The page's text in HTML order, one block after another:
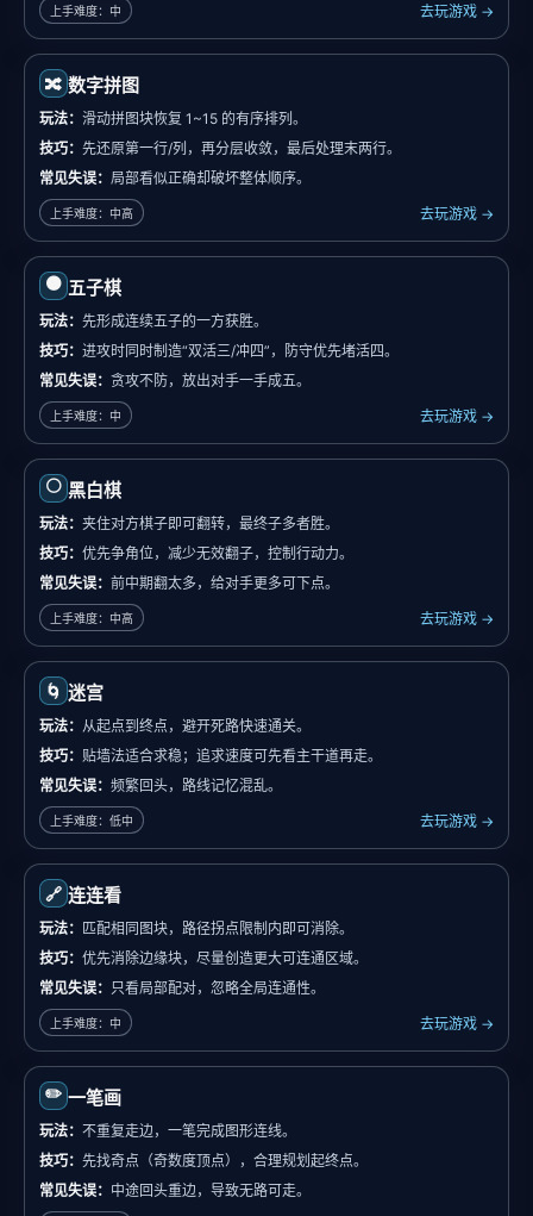
上手难度：中 去玩游戏 →
🔀 数字拼图
玩法： 滑动拼图块恢复 1~15 的有序排列。
技巧： 先还原第一行/列，再分层收敛，最后处理末两行。
常见失误： 局部看似正确却破坏整体顺序。
上手难度：中高 去玩游戏 →
⚫ 五子棋
玩法： 先形成连续五子的一方获胜。
技巧： 进攻时同时制造“双活三/冲四”，防守优先堵活四。
常见失误： 贪攻不防，放出对手一手成五。
上手难度：中 去玩游戏 →
⚪ 黑白棋
玩法： 夹住对方棋子即可翻转，最终子多者胜。
技巧： 优先争角位，减少无效翻子，控制行动力。
常见失误： 前中期翻太多，给对手更多可下点。
上手难度：中高 去玩游戏 →
🌀 迷宫
玩法： 从起点到终点，避开死路快速通关。
技巧： 贴墙法适合求稳；追求速度可先看主干道再走。
常见失误： 频繁回头，路线记忆混乱。
上手难度：低中 去玩游戏 →
🔗 连连看
玩法： 匹配相同图块，路径拐点限制内即可消除。
技巧： 优先消除边缘块，尽量创造更大可连通区域。
常见失误： 只看局部配对，忽略全局连通性。
上手难度：中 去玩游戏 →
✏️ 一笔画
玩法： 不重复走边，一笔完成图形连线。
技巧： 先找奇点（奇数度顶点），合理规划起终点。
常见失误： 中途回头重边，导致无路可走。